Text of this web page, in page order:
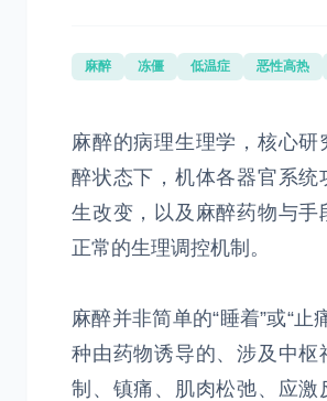
麻醉 冻僵 低温症 恶性高热
麻醉的病理生理学，核心研
醉状态下，机体各器官系统
生改变，以及麻醉药物与手
正常的生理调控机制。
麻醉并非简单的“睡着”或“止
种由药物诱导的、涉及中枢
制、镇痛、肌肉松弛、应激